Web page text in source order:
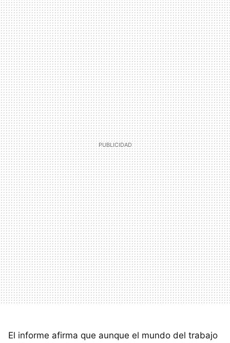
El informe afirma que aunque el mundo del trabajo